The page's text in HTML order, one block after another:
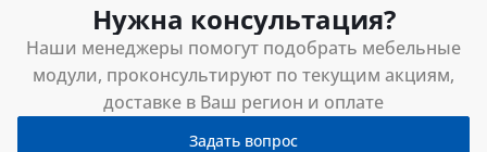
Нужна консультация?
Наши менеджеры помогут подобрать мебельные
модули, проконсультируют по текущим акциям,
доставке в Ваш регион и оплате
Задать вопрос